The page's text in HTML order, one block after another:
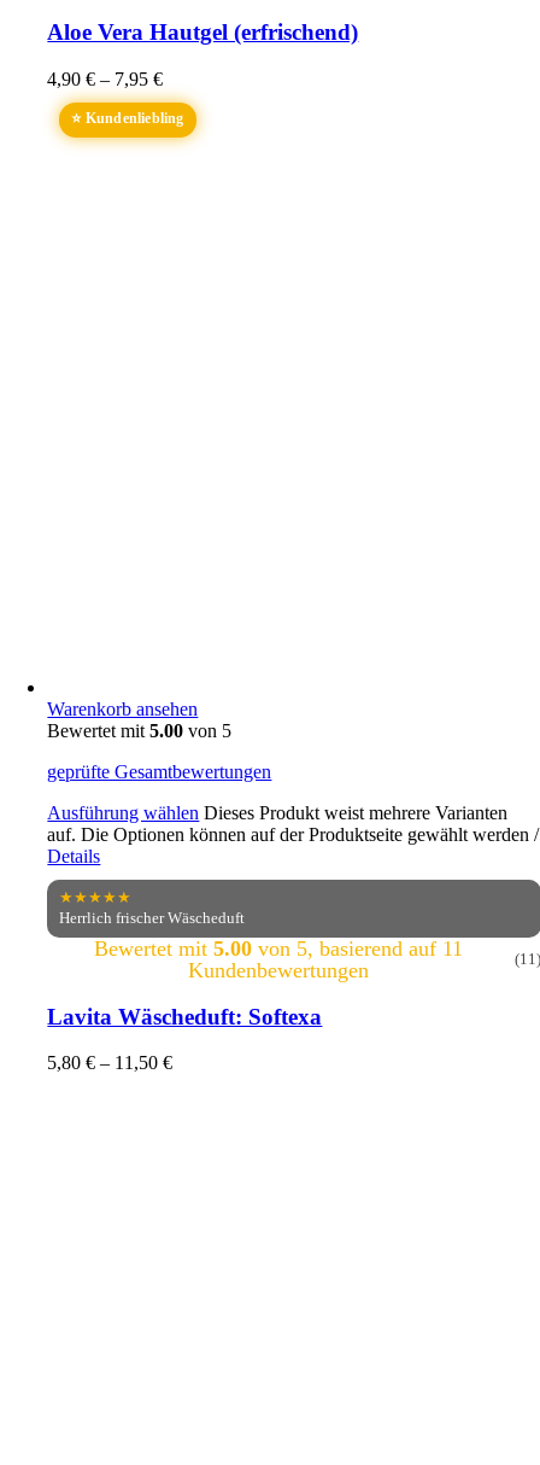
Aloe Vera Hautgel (erfrischend)
4,90€ – 7,95€
⭐ Kundenliebling
Warenkorb ansehen
Bewertet mit5.00 von 5
geprüfte Gesamtbewertungen
Ausführung wählen Dieses Produkt weist mehrere Varianten
auf. Die Optionen können auf der Produktseite gewählt werden/
Details
★★★★★
Herrlich frischer Wäscheduft
Bewertet mit 5.00 von 5, basierend auf 11
Kundenbewertungen
(11)
Lavita Wäscheduft: Softexa
5,80€ – 11,50€